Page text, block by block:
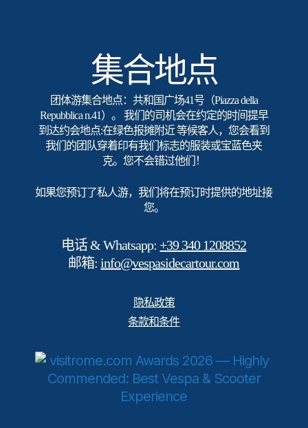
集合地点
团体游集合地点：共和国广场41号（Piazza della
Repubblica n.41）。 我们的司机会在约定的时间提早
到达约会地点:在绿色报摊附近 等候客人，您会看到
我们的团队穿着印有我们标志的服装或宝蓝色夹
克。您不会错过他们！
如果您预订了私人游，我们将在预订时提供的地址接
您。
电话 & Whatsapp: +39 340 1208852
邮箱:info@vespasidecartour.com
隐私政策
条款和条件